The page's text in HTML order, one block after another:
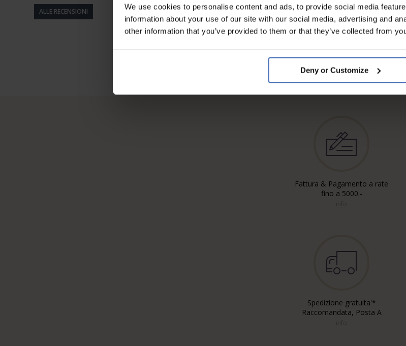
We use cookies to personalise content and ads, to provide social media
information about your use of our site with our social media, advertising and
other information that you’ve provided to them or that they’ve collected from
Deny or Customize
ALLE RECENSIONI
Fattura & Pagamento a rate
fino a 5000.-
Spedizione gratuita'*
Raccomandata, Posta A